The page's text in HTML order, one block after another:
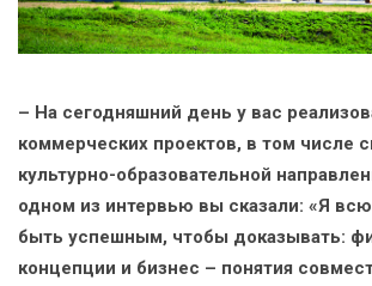
– На сегодняшний день у вас
коммерческих проектов, в том числе
культурно-образовательной
одном из интервью вы сказали: «Я
быть успешным, чтобы доказывать:
концепции и бизнес – понятия